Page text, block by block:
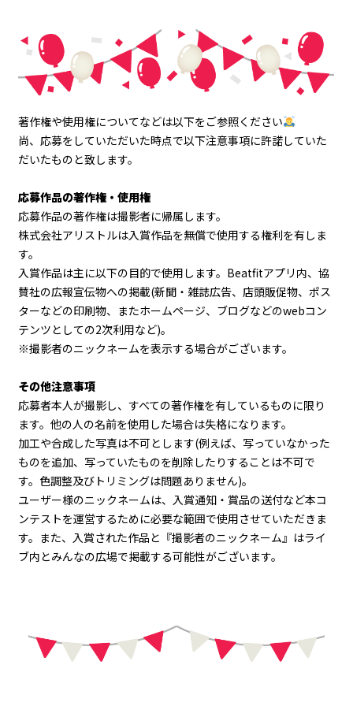
著作権や使用権についてなどは以下をご参照ください
尚、応募をしていただいた時点で以下注意事項に許諾していた
だいたものと致します。
応募作品の著作権・使用権
応募作品の著作権は撮影者に帰属します。
株式会社アリストルは入賞作品を無償で使用する権利を有しま
す。
入賞作品は主に以下の目的で使用します。Beatfitアプリ内、協
賛社の広報宣伝物への掲載(新聞・雑誌広告、店頭販促物、ポス
ターなどの印刷物、またホームページ、ブログなどのwebコン
テンツとしての2次利用など)。
※撮影者のニックネームを表示する場合がございます。
その他注意事項
応募者本人が撮影し、すべての著作権を有しているものに限り
ます。他の人の名前を使用した場合は失格になります。
加工や合成した写真は不可とします(例えば、写っていなかった
ものを追加、写っていたものを削除したりすることは不可で
す。色調整及びトリミングは問題ありません)。
ユーザー様のニックネームは、入賞通知・賞品の送付など本コ
ンテストを運営するために必要な範囲で使用させていただきま
す。また、入賞された作品と『撮影者のニックネーム』はライ
ブ内とみんなの広場で掲載する可能性がございます。